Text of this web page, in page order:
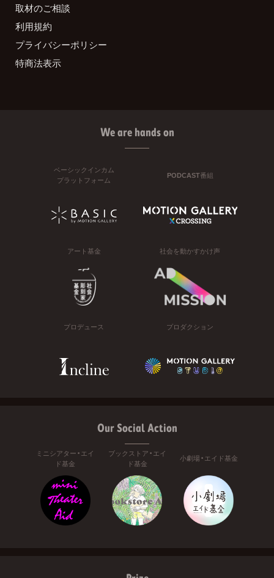
取材のご相談
利用規約
プライバシーポリシー
特商法表示
We are hands on
ベーシックインカム
プラットフォーム
PODCAST番組
アート基金 社会を動かすかけ声
プロデュース プロダクション
Our Social Action
ミニシアター・エイ
ド基金
ブックストア・エイ
ド基金
小劇場・エイド基金